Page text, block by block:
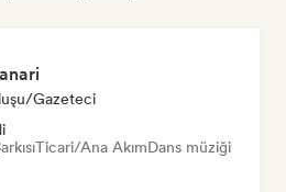
Gazeteci
Ticari/Ana AkımDans müziği